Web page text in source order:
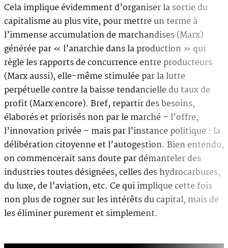
Cela implique évidemment d’organiser la sortie du
capitalisme au plus vite, pour mettre un terme à
l’immense accumulation de marchandises (Marx)
générée par « l’anarchie dans la production » qui
règle les rapports de concurrence entre producteurs
(Marx aussi), elle-même stimulée par la lutte
perpétuelle contre la baisse tendancielle du taux de
profit (Marx encore). Bref, repartir des besoins,
élaborés et priorisés non par le marché – l’offre,
l’innovation privée – mais par l’instance politique : la
délibération citoyenne et l’autogestion. Bien entendu,
on commencerait sans doute par démanteler des
industries toutes désignées, celles des hydrocarbures,
du luxe, de l’aviation, etc. Ce qui implique cette fois
non plus de rogner sur les intérêts du capital, mais de
les éliminer purement et simplement.